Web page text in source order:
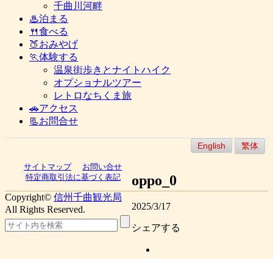
千曲川河畔
♨泊まる
🍴食べる
🍑おみやげ
🏃体験する
温泉街歩きとナイトハイク
オプショナルツアー
レトロなちくま旅
🚗アクセス
📃お問合せ
English 繁体
oppo_0
2025/3/17
シェアする
サイトマップ
お問い合せ
特定商取引法に基づく表記
Copyright© 信州千曲観光局
All Rights Reserved.